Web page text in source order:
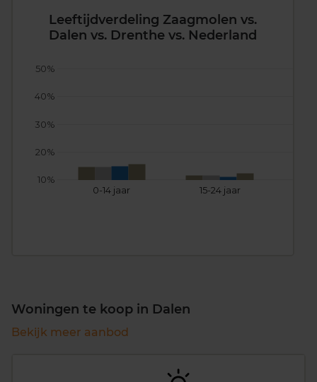
Leeftijdverdeling Zaagmolen vs.
Dalen vs. Drenthe vs. Nederland
0-14 jaar 15-24 jaar
10%
20%
30%
40%
50%
Woningen te koop in Dalen
Bekijk meer aanbod